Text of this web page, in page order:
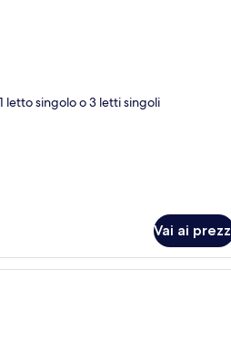
letto singolo o 3 letti singoli
Vai ai
Una camera d'albergo con